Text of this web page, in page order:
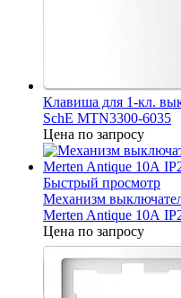
Клавиша для 1-кл.
SchE MTN3300-6035
Цена по запросу
Быстрый просмотр
Механизм
Merten Antique 10А
Цена по запросу